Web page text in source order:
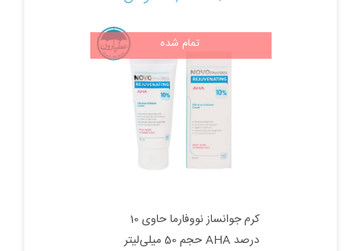
اصلی:
بود.
فعلی:
42,000 تومان.
تمام شده
کرم جوانساز نووفارما حاوی 10
درصد AHA حجم 50 میلی‌لیتر